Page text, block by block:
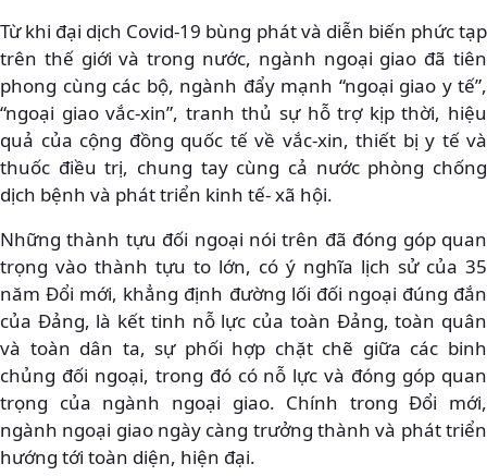
Từ khi đại dịch Covid-19 bùng phát và diễn biến phức tạp
trên thế giới và trong nước, ngành ngoại giao đã tiên
phong cùng các bộ, ngành đẩy mạnh “ngoại giao y tế”,
“ngoại giao vắc-xin”, tranh thủ sự hỗ trợ kịp thời, hiệu
quả của cộng đồng quốc tế về vắc-xin, thiết bị y tế và
thuốc điều trị, chung tay cùng cả nước phòng chống
dịch bệnh và phát triển kinh tế- xã hội.
Những thành tựu đối ngoại nói trên đã đóng góp quan
trọng vào thành tựu to lớn, có ý nghĩa lịch sử của 35
năm Đổi mới, khẳng định đường lối đối ngoại đúng đắn
của Đảng, là kết tinh nỗ lực của toàn Đảng, toàn quân
và toàn dân ta, sự phối hợp chặt chẽ giữa các binh
chủng đối ngoại, trong đó có nỗ lực và đóng góp quan
trọng của ngành ngoại giao. Chính trong Đổi mới,
ngành ngoại giao ngày càng trưởng thành và phát triển
hướng tới toàn diện, hiện đại.